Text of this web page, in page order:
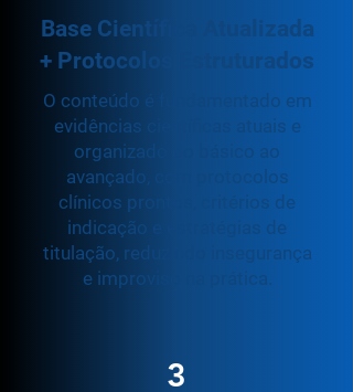
Base Científica Atualizada
+ Protocolos Estruturados
O conteúdo é fundamentado em
evidências científicas atuais e
organizado do básico ao
avançado, com protocolos
clínicos prontos, critérios de
indicação e estratégias de
titulação, reduzindo insegurança
e improviso na prática.
3